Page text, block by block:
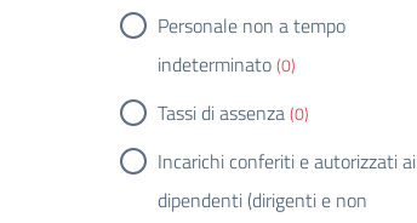
Personale non a tempo
indeterminato(0)
Tassi di assenza(0)
Incarichi conferiti e autorizzati ai
dipendenti (dirigenti e non